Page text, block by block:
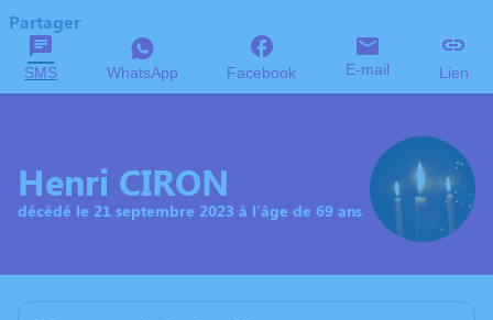
Partager
SMS WhatsApp Facebook E-mail Lien
Henri CIRON
décédé le 21 septembre 2023 à l'âge de 69 ans